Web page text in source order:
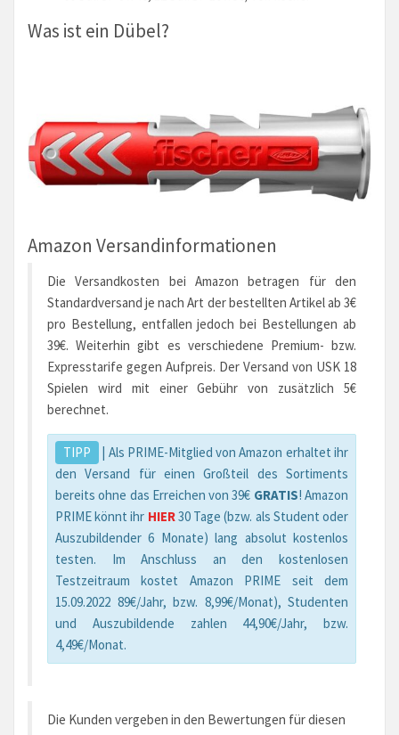
Was ist ein Dübel?
Amazon Versandinformationen
Die Versandkosten bei Amazon betragen für den
Standardversand je nach Art der bestellten Artikel ab 3€
pro Bestellung, entfallen jedoch bei Bestellungen ab
39€. Weiterhin gibt es verschiedene Premium- bzw.
Expresstarife gegen Aufpreis. Der Versand von USK 18
Spielen wird mit einer Gebühr von zusätzlich 5€
berechnet.
TIPP
| Als PRIME-Mitglied von Amazon erhaltet ihr
den Versand für einen Großteil des Sortiments
bereits ohne das Erreichen von 39€ GRATIS! Amazon
PRIME könnt ihr HIER30 Tage (bzw. als Student oder
Auszubildender 6 Monate) lang absolut kostenlos
testen. Im Anschluss an den kostenlosen
Testzeitraum kostet Amazon PRIME seit dem
15.09.2022 89€/Jahr, bzw. 8,99€/Monat), Studenten
und Auszubildende zahlen 44,90€/Jahr, bzw.
4,49€/Monat.
Die Kunden vergeben in den Bewertungen für diesen